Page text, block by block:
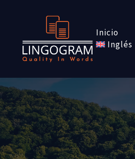
Inicio
Inglés